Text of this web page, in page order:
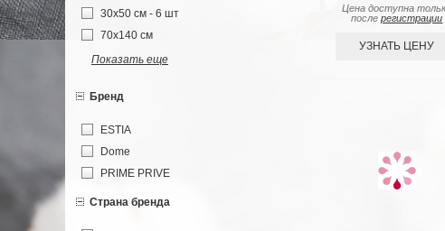
Цена доступна
послерегистрации
УЗНАТЬ ЦЕНУ
30х50 см - 6 шт
70х140 см
Показать еще
Бренд
ESTIA
Dome
PRIME PRIVE
Страна бренда